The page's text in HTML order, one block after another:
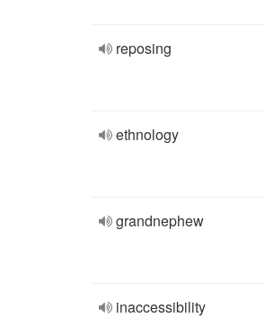
reposing
ethnology
grandnephew
inaccessibility